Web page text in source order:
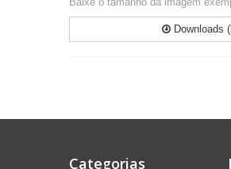
Downloads
Categorias